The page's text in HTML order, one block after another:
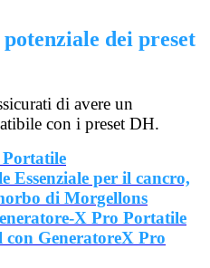
dei preset
di avere un
con i preset DH.
Essenziale per il cancro,
di Morgellons
X Pro Portatile
con GeneratoreX Pro